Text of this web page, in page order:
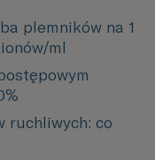
plemników na 1
ml
ruchliwych: co